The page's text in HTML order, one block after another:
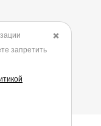
данных
программами
✖️
запретить